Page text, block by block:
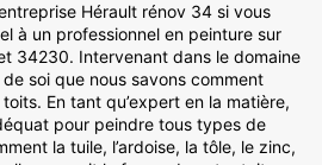
Hérault rénov 34 si vous
à un professionnel en peinture sur
34230. Intervenant dans le domaine
soi que nous savons comment
En tant qu’expert en la matière,
pour peindre tous types de
la tuile, l’ardoise, la tôle, le zinc,